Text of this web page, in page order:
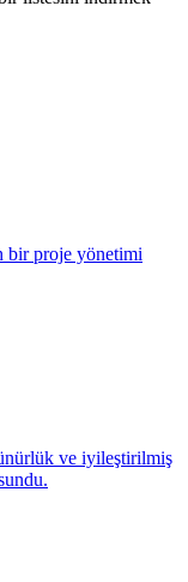
bir proje yönetimi
ve iyileştirilmiş